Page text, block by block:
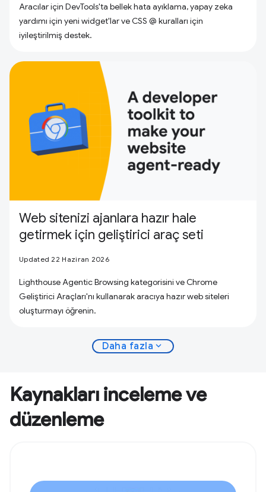
Aracılar için DevTools'ta bellek hata ayıklama, yapay zeka
yardımı için yeni widget'lar ve CSS @ kuralları için
iyileştirilmiş destek.
Web sitenizi ajanlara hazır hale
getirmek için geliştirici araç seti
Updated 22 Haziran 2026
Lighthouse Agentic Browsing kategorisini ve Chrome
Geliştirici Araçları'nı kullanarak aracıya hazır web siteleri
oluşturmayı öğrenin.
Daha fazla expand_more
Kaynakları inceleme ve
düzenleme